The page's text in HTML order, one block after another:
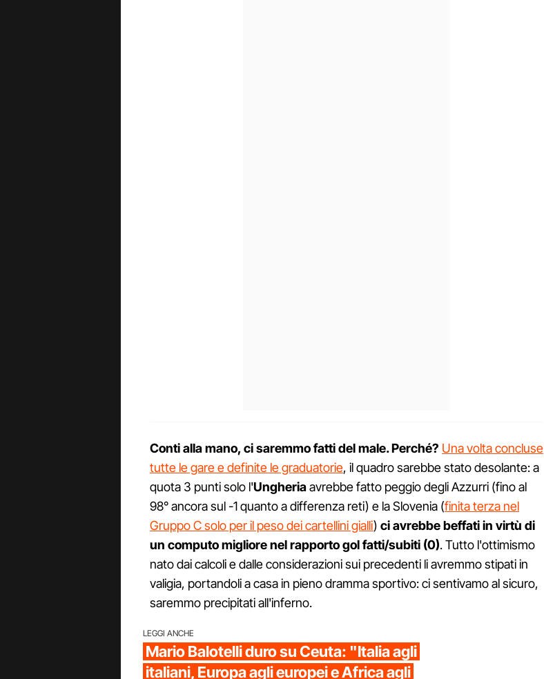
Conti alla mano, ci saremmo fatti del male. Perché? Una volta concluse
tutte le gare e definite le graduatorie, il quadro sarebbe stato desolante: a
quota 3 punti solo l'Ungheriaavrebbe fatto peggio degli Azzurri (fino al
98° ancora sul -1 quanto a differenza reti) e la Slovenia (finita terza nel
Gruppo C solo per il peso dei cartellini gialli) ci avrebbe beffati in virtù di
un computo migliore nel rapporto gol fatti/subiti (0). Tutto l'ottimismo
nato dai calcoli e dalle considerazioni sui precedenti li avremmo stipati in
valigia, portandoli a casa in pieno dramma sportivo: ci sentivamo al sicuro,
saremmo precipitati all'inferno.
LEGGI ANCHE
Mario Balotelli duro su Ceuta: "Italia agli
italiani, Europa agli europei e Africa agli